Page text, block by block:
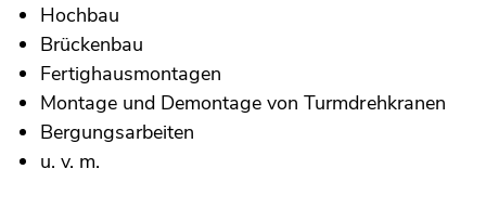
Hochbau
Brückenbau
Fertighausmontagen
Montage und Demontage von Turmdrehkranen
Bergungsarbeiten
u. v. m.